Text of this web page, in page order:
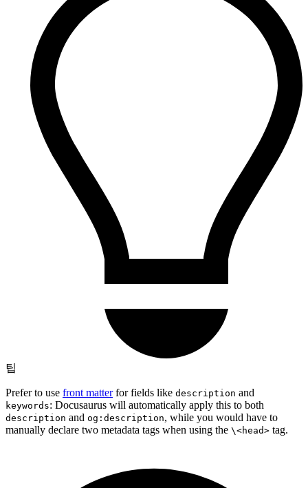
팁
Prefer to use front matterfor fields like description and
keywords: Docusaurus will automatically apply this to both
description and og:description, while you would have to
manually declare two metadata tags when using the \<head> tag.